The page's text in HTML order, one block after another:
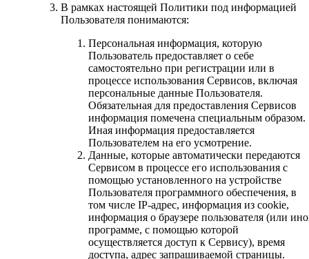
В рамках настоящей Политики под информацией
Пользователя понимаются:
Персональная информация, которую
Пользователь предоставляет о себе
самостоятельно при регистрации или в
процессе использования Сервисов, включая
персональные данные Пользователя.
Обязательная для предоставления Сервисов
информация помечена специальным образом.
Иная информация предоставляется
Пользователем на его усмотрение.
Данные, которые автоматически передаются
Сервисом в процессе его использования с
помощью установленного на устройстве
Пользователя программного обеспечения, в
том числе IP-адрес, информация из cookie,
информация о браузере пользователя (или
программе, с помощью которой
осуществляется доступ к Сервису), время
доступа, адрес запрашиваемой страницы.